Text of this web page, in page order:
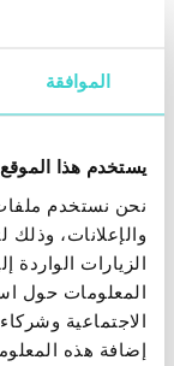
الموافقة
يستخدم هذا
نحن نستخدم
والإعلانات، وذلك
الزيارات الواردة
المعلومات حول
الاجتماعية
إضافة هذه
احصل على
Buyback لشركات إعادة التجارة وتجار الهواتف